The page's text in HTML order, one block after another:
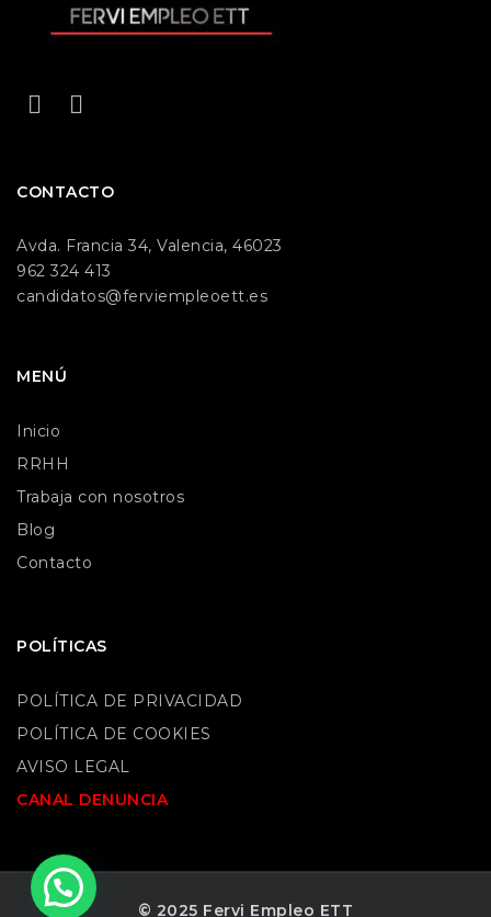
CONTACTO
Avda. Francia 34, Valencia, 46023
962 324 413
candidatos@ferviempleoett.es
MENÚ
Inicio
RRHH
Trabaja con nosotros
Blog
Contacto
POLÍTICAS
POLÍTICA DE PRIVACIDAD
POLÍTICA DE COOKIES
AVISO LEGAL
CANAL DENUNCIA
© 2025 Fervi Empleo ETT